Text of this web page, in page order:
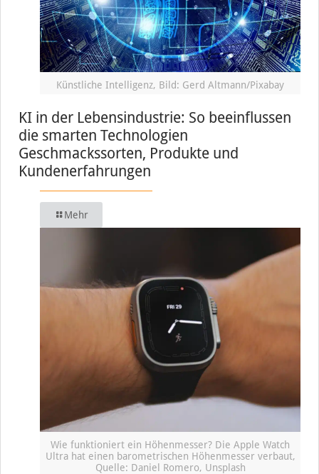
Künstliche Intelligenz, Bild: Gerd Altmann/Pixabay
KI in der Lebensindustrie: So beeinflussen
die smarten Technologien
Geschmackssorten, Produkte und
Kundenerfahrungen
Mehr
Wie funktioniert ein Höhenmesser? Die Apple Watch
Ultra hat einen barometrischen Höhenmesser verbaut,
Quelle: Daniel Romero, Unsplash